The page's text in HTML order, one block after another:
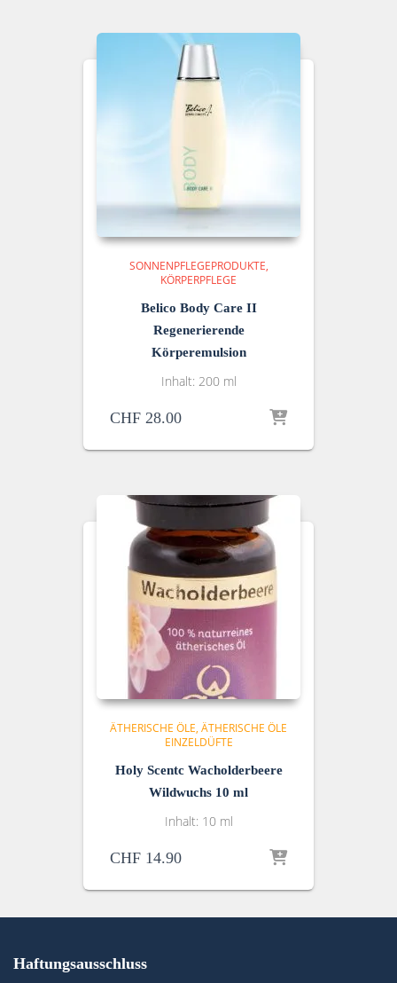
SONNENPFLEGEPRODUKTE
KÖRPERPFLEGE
Belico Body Care II
Regenerierende
Körperemulsion
Inhalt: 200 ml
CHF 28.00
ÄTHERISCHE ÖLE ÄTHERISCHE ÖLE
EINZELDÜFTE
Holy Scentc Wacholderbeere
Wildwuchs 10 ml
Inhalt: 10 ml
CHF 14.90
Haftungsausschluss